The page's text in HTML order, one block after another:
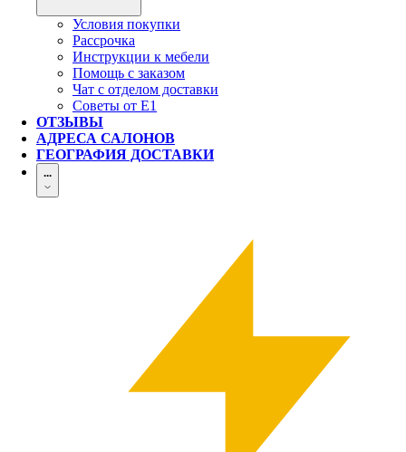
Условия покупки
Рассрочка
Инструкции к мебели
Помощь с заказом
Чат с отделом доставки
Советы от Е1
ОТЗЫВЫ
АДРЕСА САЛОНОВ
ГЕОГРАФИЯ ДОСТАВКИ
...